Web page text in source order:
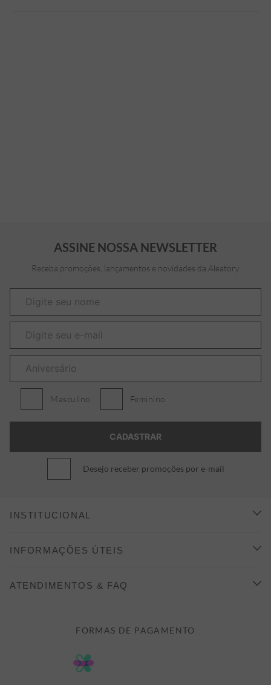
ASSINE NOSSA NEWSLETTER
Receba promoções, lançamentos e novidades da Aleatory
Masculino Feminino
Desejo receber promoções por e-mail
INSTITUCIONAL
CONHEÇA A ALEATORY
INFORMAÇÕES ÚTEIS
FORMAS DE PAGAMENTO
POLÍTICA DE PRIVACIDADE
ATENDIMENTOS & FAQ
FORMAS DE PAGAMENTO